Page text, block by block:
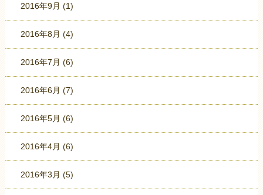
2016年9月 (1)
2016年8月 (4)
2016年7月 (6)
2016年6月 (7)
2016年5月 (6)
2016年4月 (6)
2016年3月 (5)